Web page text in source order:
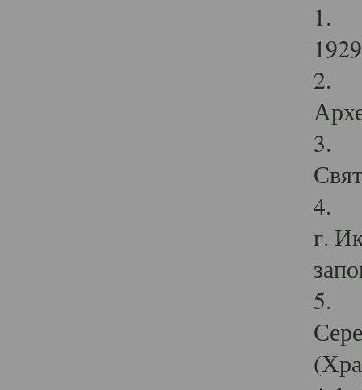
1.
2.
3.
4.
г.
5.